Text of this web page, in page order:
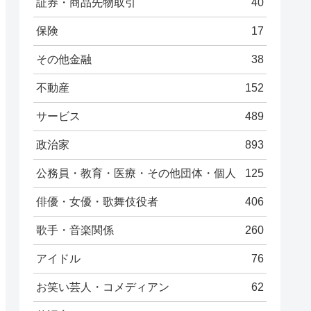
保険 17
その他金融 38
不動産 152
サービス 489
政治家 893
公務員・教育・医療・その他団体・個人 125
俳優・女優・歌舞伎役者 406
歌手・音楽関係 260
アイドル 76
お笑い芸人・コメディアン 62